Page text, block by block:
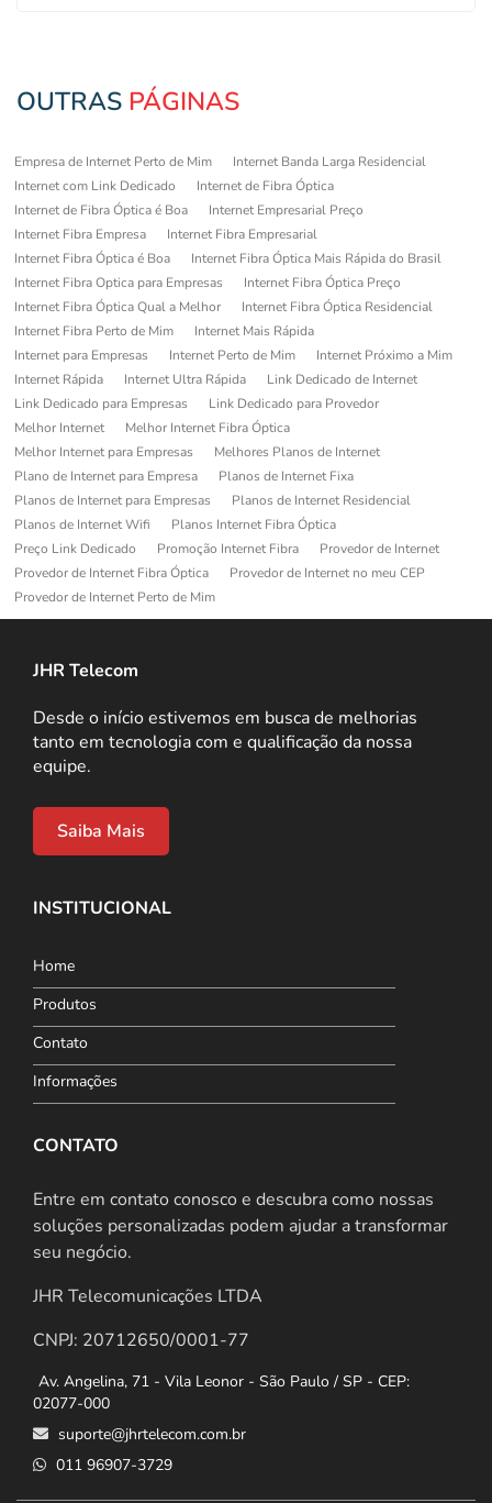
OUTRAS PÁGINAS
Empresa de Internet Perto de Mim
Internet Banda Larga Residencial
Internet com Link Dedicado
Internet de Fibra Óptica
Internet de Fibra Óptica é Boa
Internet Empresarial Preço
Internet Fibra Empresa
Internet Fibra Empresarial
Internet Fibra Óptica é Boa
Internet Fibra Óptica Mais Rápida do Brasil
Internet Fibra Optica para Empresas
Internet Fibra Óptica Preço
Internet Fibra Óptica Qual a Melhor
Internet Fibra Óptica Residencial
Internet Fibra Perto de Mim
Internet Mais Rápida
Internet para Empresas
Internet Perto de Mim
Internet Próximo a Mim
Internet Rápida
Internet Ultra Rápida
Link Dedicado de Internet
Link Dedicado para Empresas
Link Dedicado para Provedor
Melhor Internet
Melhor Internet Fibra Óptica
Melhor Internet para Empresas
Melhores Planos de Internet
Plano de Internet para Empresa
Planos de Internet Fixa
Planos de Internet para Empresas
Planos de Internet Residencial
Planos de Internet Wifi
Planos Internet Fibra Óptica
Preço Link Dedicado
Promoção Internet Fibra
Provedor de Internet
Provedor de Internet Fibra Óptica
Provedor de Internet no meu CEP
Provedor de Internet Perto de Mim
JHR Telecom
Desde o início estivemos em busca de melhorias
tanto em tecnologia com e qualificação da nossa
equipe.
Saiba Mais
INSTITUCIONAL
Home
Produtos
Contato
Informações
CONTATO
Entre em contato conosco e descubra como nossas
soluções personalizadas podem ajudar a transformar
seu negócio.
JHR Telecomunicações LTDA
CNPJ: 20712650/0001-77
Av. Angelina, 71 - Vila Leonor - São Paulo / SP - CEP:
02077-000
suporte@jhrtelecom.com.br
011 96907-3729